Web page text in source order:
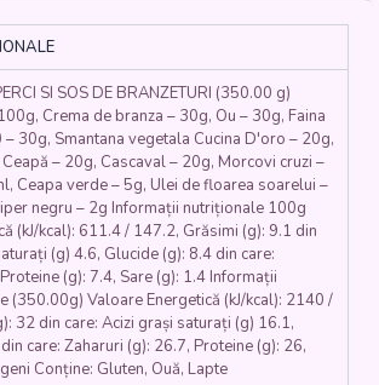
SI SOS DE BRANZETURI (350.00 g)
Crema de branza – 30g, Ou – 30g, Faina
30g, Smantana vegetala Cucina D'oro – 20g,
– 20g, Cascaval – 20g, Morcovi cruzi –
Ceapa verde – 5g, Ulei de floarea soarelui –
negru – 2g Informații nutriționale 100g
(kJ/kcal): 611.4 / 147.2, Grăsimi (g): 9.1 din
(g) 4.6, Glucide (g): 8.4 din care:
(g): 7.4, Sare (g): 1.4 Informații
(350.00g) Valoare Energetică (kJ/kcal): 2140 /
32 din care: Acizi grași saturați (g) 16.1,
care: Zaharuri (g): 26.7, Proteine (g): 26,
Conține: Gluten, Ouă, Lapte